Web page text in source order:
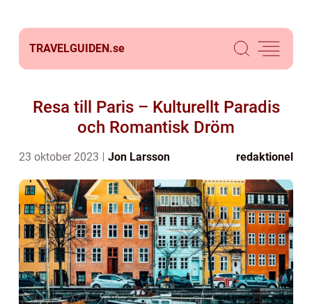
TRAVELGUIDEN.se
Resa till Paris – Kulturellt Paradis
och Romantisk Dröm
23 oktober 2023 Jon Larsson redaktionel